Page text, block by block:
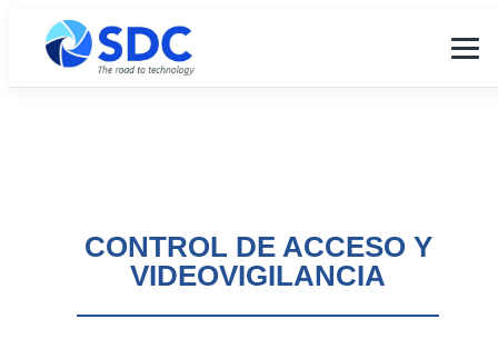
CONTROL DE ACCESO Y
VIDEOVIGILANCIA